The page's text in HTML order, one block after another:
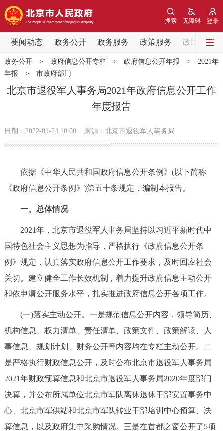
登录
无障碍
搜索
要闻动态 政务公开 政务服务 政策服务 政民互动
要闻动态
党中央精神 国务院信息 中央部委动态
北京要闻 会议信息 部门动态
市领导 机构职能 政策服务
政策兑现
决策公开 专题公开
政务服务
便民服务 利企服务 投资项目
中介服务 阳光政务
12345网上接诉即办 我要咨询 我要建议
参与调查 在线访谈 图说互动
政务公开> 政府信息公开专栏> 政府信息公开年报 > 2021年
年报 > 市政府部门
北京市退役军人事务局2021年政府信息公开工作
年度报告
日期：2022-01-24 10:00 来源：北京市退役军人事务局
依据《中华人民共和国政府信息公开条例》(以下简称
《政府信息公开条例》)第五十条规定，编制本报告。
一、总体情况
2021年，北京市退役军人事务局坚持以习近平新时代中
国特色社会主义思想为指导，严格执行《政府信息公开条
例》规定，认真落实政府信息公开工作要求，及时回应社会
关切。建立健全工作长效机制，着力提升政府信息主动公开
和依申请公开服务水平，扎实推进政府信息公开各项工作。
(一)落实主动公开。一是规范信息公开内容，领导简历、
机构信息、权力清单、责任清单、政策文件、政策解读、人
事信息、规划计划、财务公开等内容均在专栏主动公开。二
是严格执行财政信息公开，及时公布北京市退役军人事务局
2021年财政预算信息和北京市退役军人事务局2020年度部门
决算，并公布所属单位北京市军队离休退休干部安置事务中
心、北京市军供站和北京市军队转业干部培训中心预算、决
算信息，以及政府集中采购情况。三是在首都之窗公开了5项